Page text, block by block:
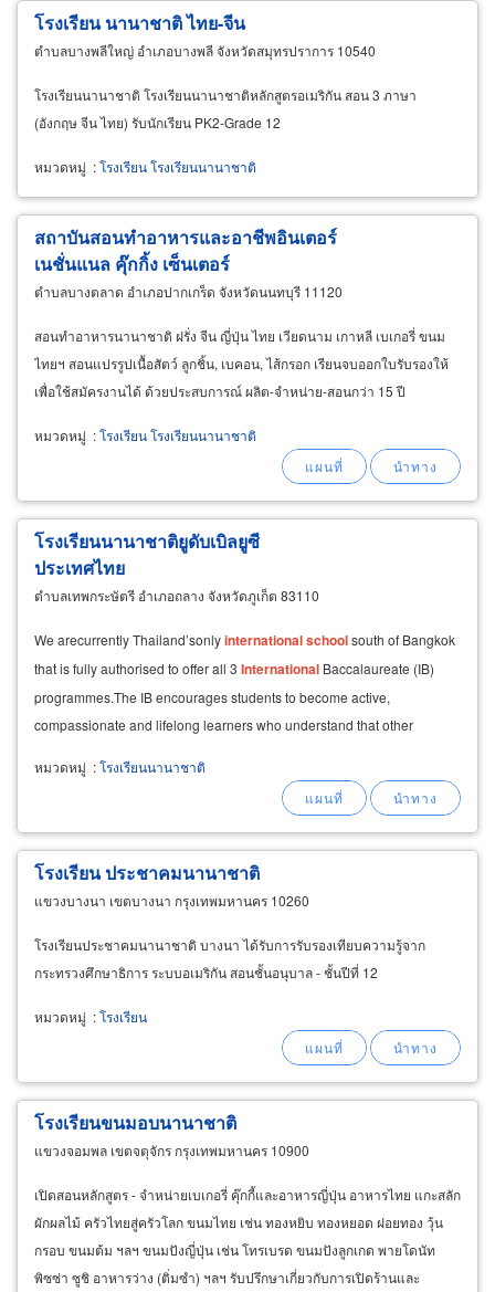
โรงเรียน นานาชาติ ไทย-จีน
ตำบลบางพลีใหญ่ อำเภอบางพลี จังหวัดสมุทรปราการ 10540
โรงเรียนนานาชาติ โรงเรียนนานาชาติหลักสูตรอเมริกัน สอน 3 ภาษา
(อังกฤษ จีน ไทย) รับนักเรียน PK2-Grade 12
หมวดหมู่ :โรงเรียน โรงเรียนนานาชาติ
สถาบันสอนทำอาหารและอาชีพอินเตอร์
เนชั่นแนล คุ๊กกิ้ง เซ็นเตอร์
ตำบลบางตลาด อำเภอปากเกร็ด จังหวัดนนทบุรี 11120
สอนทำอาหารนานาชาติ ฝรั่ง จีน ญี่ปุ่น ไทย เวียดนาม เกาหลี เบเกอรี่ ขนม
ไทยฯ สอนแปรรูปเนื้อสัตว์ ลูกชิ้น, เบคอน, ไส้กรอก เรียนจบออกใบรับรองให้
เพื่อใช้สมัครงานได้ ด้วยประสบการณ์ ผลิต-จำหน่าย-สอนกว่า 15 ปี
หมวดหมู่ :โรงเรียน โรงเรียนนานาชาติ
โรงเรียนนานาชาติยูดับเบิลยูซี
ประเทศไทย
ตำบลเทพกระษัตรี อำเภอถลาง จังหวัดภูเก็ต 83110
We arecurrently Thailand’sonlyinternationalschoolsouth of Bangkok
that is fully authorised to offer all 3 International Baccalaureate (IB)
programmes.The IB encourages students to become active,
compassionate and lifelong learners who understand that other
หมวดหมู่ :โรงเรียนนานาชาติ
โรงเรียน ประชาคมนานาชาติ
แขวงบางนา เขตบางนา กรุงเทพมหานคร 10260
โรงเรียนประชาคมนานาชาติ บางนา ได้รับการรับรองเทียบความรู้จาก
กระทรวงศึกษาธิการ ระบบอเมริกัน สอนชั้นอนุบาล - ชั้นปีที่ 12
หมวดหมู่ :โรงเรียน
โรงเรียนขนมอบนานาชาติ
แขวงจอมพล เขตจตุจักร กรุงเทพมหานคร 10900
เปิดสอนหลักสูตร - จำหน่ายเบเกอรี่ คุ๊กกี้และอาหารญี่ปุ่น อาหารไทย แกะสลัก
ผักผลไม้ ครัวไทยสู่ครัวโลก ขนมไทย เช่น ทองหยิบ ทองหยอด ฝอยทอง วุ้น
กรอบ ขนมต้ม ฯลฯ ขนมปังญี่ปุ่น เช่น โทรเบรด ขนมปังลูกเกด พายโดนัท
พิซซ่า ซูชิ อาหารว่าง (ติ่มซำ) ฯลฯ รับปรึกษาเกี่ยวกับการเปิดร้านและ